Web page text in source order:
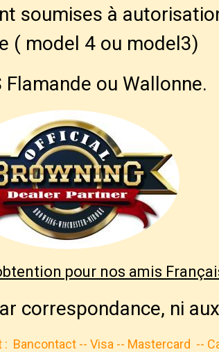
soumises à
( model 4 ou model3)
Flamande ou Wallonne.
pour nos amis
correspondance, ni
: Bancontact -- Visa -- Mastercard --